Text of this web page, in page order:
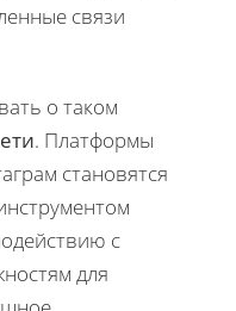
связи
о таком
. Платформы
становятся
с
для